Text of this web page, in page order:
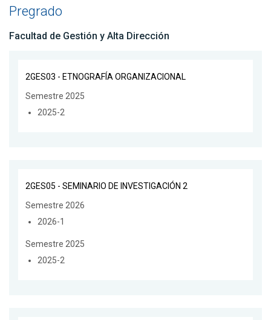
Pregrado
Facultad de Gestión y Alta Dirección
2GES03 - ETNOGRAFÍA ORGANIZACIONAL
Semestre 2025
2025-2
2GES05 - SEMINARIO DE INVESTIGACIÓN 2
Semestre 2026
2026-1
Semestre 2025
2025-2